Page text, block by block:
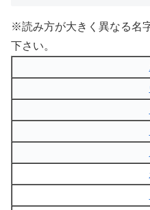
※読み方が大きく異なる名
下さい。